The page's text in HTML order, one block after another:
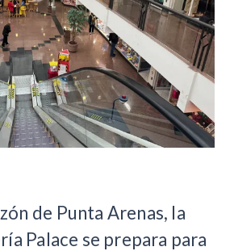
de Punta Arenas, la
Palace se prepara para